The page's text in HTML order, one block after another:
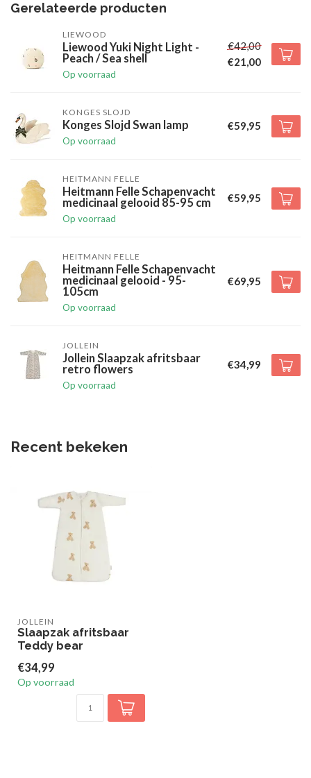
Gerelateerde producten
LIEWOOD
Liewood Yuki Night Light -
Peach / Sea shell
Op voorraad
€42,00
€21,00
KONGES SLOJD
Konges Slojd Swan lamp
Op voorraad
€59,95
HEITMANN FELLE
Heitmann Felle Schapenvacht
medicinaal gelooid 85-95 cm
Op voorraad
€59,95
HEITMANN FELLE
Heitmann Felle Schapenvacht
medicinaal gelooid - 95-
105cm
Op voorraad
€69,95
JOLLEIN
Jollein Slaapzak afritsbaar
retro flowers
Op voorraad
€34,99
Recent bekeken
JOLLEIN
Slaapzak afritsbaar
Teddy bear
€34,99
Op voorraad